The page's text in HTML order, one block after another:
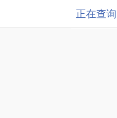
正在查